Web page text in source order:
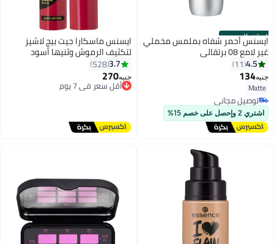
الستور الرسمي
ايسنس أحمر شفاه بملمس مخملي
غير لامع 08 برتقالي
4.5
11
جنيه134
Matte
توصيل مجاني
بتخلّص بسرعة
توصيل مجاني
اشتري 2 وإحصل على خصم 15%
2
ايسنس ماسكارا جيت بيج لاشيز
لتكثيف الرموش وثنيها أسود
3.7
528
جنيه270
أقل سعر في 7 يوم
توصيل مجاني